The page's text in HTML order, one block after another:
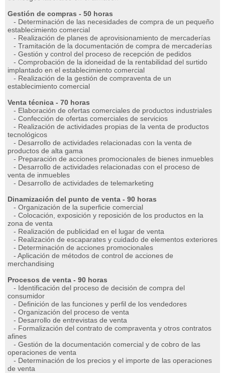
Gestión de compras - 50 horas
- Determinación de las necesidades de compra de un pequeño
establecimiento comercial
- Realización de planes de aprovisionamiento de mercaderías
- Tramitación de la documentación de compra de mercaderías
- Gestión y control del proceso de recepción de pedidos
- Comprobación de la idoneidad de la rentabilidad del surtido
implantado en el establecimiento comercial
- Realización de la gestión de compraventa de un
establecimiento comercial
Venta técnica - 70 horas
- Elaboración de ofertas comerciales de productos industriales
- Confección de ofertas comerciales de servicios
- Realización de actividades propias de la venta de productos
tecnológicos
- Desarrollo de actividades relacionadas con la venta de
productos de alta gama
- Preparación de acciones promocionales de bienes inmuebles
- Desarrollo de actividades relacionadas con el proceso de
venta de inmuebles
- Desarrollo de actividades de telemarketing
Dinamización del punto de venta - 90 horas
- Organización de la superficie comercial
- Colocación, exposición y reposición de los productos en la
zona de venta
- Realización de publicidad en el lugar de venta
- Realización de escaparates y cuidado de elementos exteriores
- Determinación de acciones promocionales
- Aplicación de métodos de control de acciones de
merchandising
Procesos de venta - 90 horas
- Identificación del proceso de decisión de compra del
consumidor
- Definición de las funciones y perfil de los vendedores
- Organización del proceso de venta
- Desarrollo de entrevistas de venta
- Formalización del contrato de compraventa y otros contratos
afines
- Gestión de la documentación comercial y de cobro de las
operaciones de venta
- Determinación de los precios y el importe de las operaciones
de venta